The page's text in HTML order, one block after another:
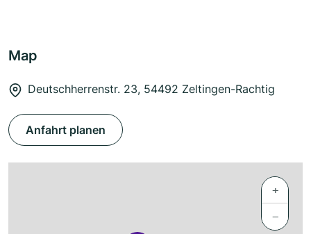
Map
Deutschherrenstr. 23, 54492 Zeltingen-Rachtig
Anfahrt planen
+
−